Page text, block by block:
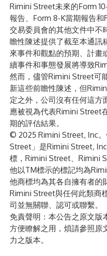
Rimini Street未來的Form
報告、Form 8-K當期報告
交易委員會的其他文件中不
瞻性陳述提供了截至本通訊
來事件和觀點的預期、計
續事件和事態發展將導致
然而，儘管Rimini Street可
新這些前瞻性陳述，但
定之外，公司沒有任何這方
應被視為代表Rimini Street
期的評估結果。
© 2025 Rimini Street, Inc
Street」是Rimini Street,
標，Rimini Street、Rimini
他以TM標示的標記均為
他商標均為其各自擁有者的
Rimini Street與任何此類商
司並無關聯、認可或聯繫。
免責聲明：本公告之原文版
方便瞭解之用，煩請參照原
力之版本。